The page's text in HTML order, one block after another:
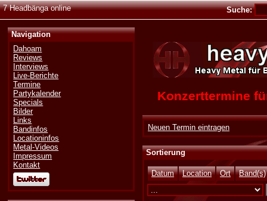
7 Headbänga online Suche:
Navigation
Dahoam
Reviews
Interviews
Live-Berichte
Termine
Partykalender
Specials
Bilder
Links
Bandinfos
Locationinfos
Metal-Videos
Impressum
Kontakt
Konzerttermine
Neuen Termin eintragen
Sortierung
Datum Location Ort Band(s)